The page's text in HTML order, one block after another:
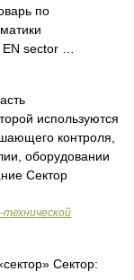
по
sector …
используются
контроля,
оборудовании
Сектор
Сектор: